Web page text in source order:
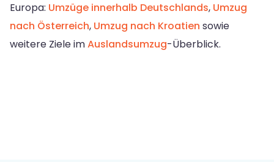
Europa: Umzüge innerhalb Deutschlands, Umzug
nach Österreich, Umzug nach Kroatien sowie
weitere Ziele imAuslandsumzug-Überblick.